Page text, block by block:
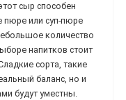
сыр способен
пюре или суп-пюре
количество
напитков стоит
сорта, такие
баланс, но и
будут уместны.